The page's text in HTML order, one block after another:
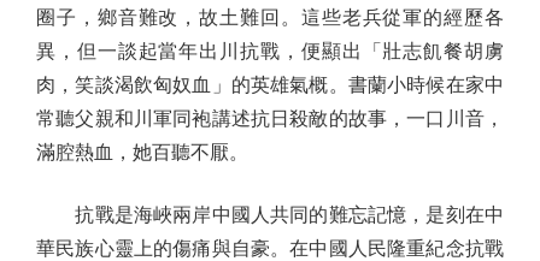
圈子，鄉音難改，故土難回。這些老兵從軍的經歷各
異，但一談起當年出川抗戰，便顯出「壯志飢餐胡虜
肉，笑談渴飲匈奴血」的英雄氣概。書蘭小時候在家中
常聽父親和川軍同袍講述抗日殺敵的故事，一口川音，
滿腔熱血，她百聽不厭。
抗戰是海峽兩岸中國人共同的難忘記憶，是刻在中
華民族心靈上的傷痛與自豪。在中國人民隆重紀念抗戰